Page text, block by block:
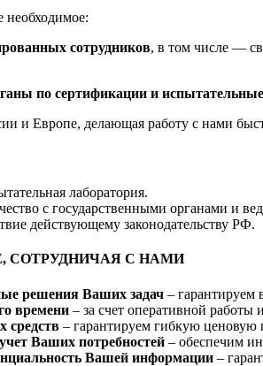
необходимое:
сотрудников, в том числе —
по сертификации и
и Европе, делающая работу с нами
лаборатория.
с государственными органами и
действующему законодательству РФ.
СОТРУДНИЧАЯ С НАМИ
решения Ваших задач – гарантируем
времени – за счет оперативной
средств – гарантируем гибкую ценовую
Ваших потребностей – обеспечим
Вашей информации –